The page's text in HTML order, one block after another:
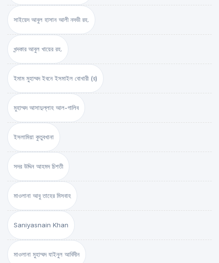
সাইয়েদ আবুল হাসান আলী নদভী রহ.
খন্দকার আবুল খায়ের রহ.
ইমাম মুহাম্মদ ইবনে ইসমাইল বোখারী (র)
মুহাম্মদ আসাদুল্লাহ আল-গালিব
ইসলামিয়া কুতুবখানা
সদর উদ্দিন আহমদ চিশতী
মাওলানা আবু তাহের মিসবাহ
Saniyasnain Khan
মাওলানা মুহাম্মদ যাইনুল আবিদীন